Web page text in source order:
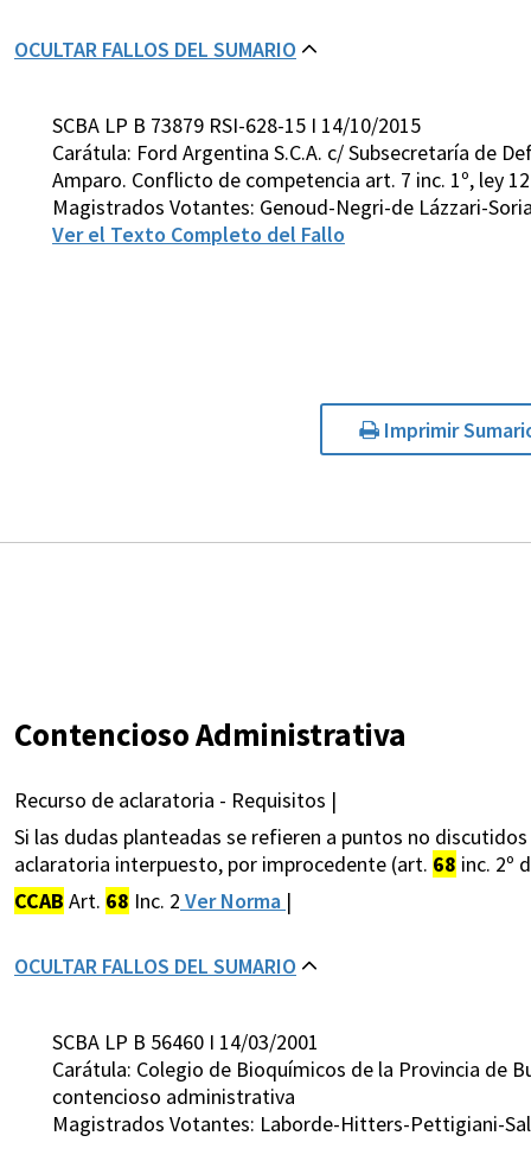
OCULTAR FALLOS DEL SUMARIO
SCBA LP B 73879 RSI-628-15 I 14/10/2015
Carátula: Ford Argentina S.C.A. c/ Subsecretaría de
Amparo. Conflicto de competencia art. 7 inc. 1º, ley
Magistrados Votantes: Genoud-Negri-de Lázzari-
Ver el Texto Completo del Fallo
Imprimir
Contencioso Administrativa
Recurso de aclaratoria - Requisitos |
Si las dudas planteadas se refieren a puntos no
aclaratoria interpuesto, por improcedente (art. 68 inc. 2º
CCAB Art. 68 Inc. 2 Ver Norma |
OCULTAR FALLOS DEL SUMARIO
SCBA LP B 56460 I 14/03/2001
Carátula: Colegio de Bioquímicos de la Provincia de
contencioso administrativa
Magistrados Votantes: Laborde-Hitters-Pettigiani-